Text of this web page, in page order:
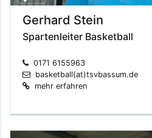
Gerhard Stein
Spartenleiter Basketball
0171 6155963
basketball(at)tsvbassum.de
mehr erfahren